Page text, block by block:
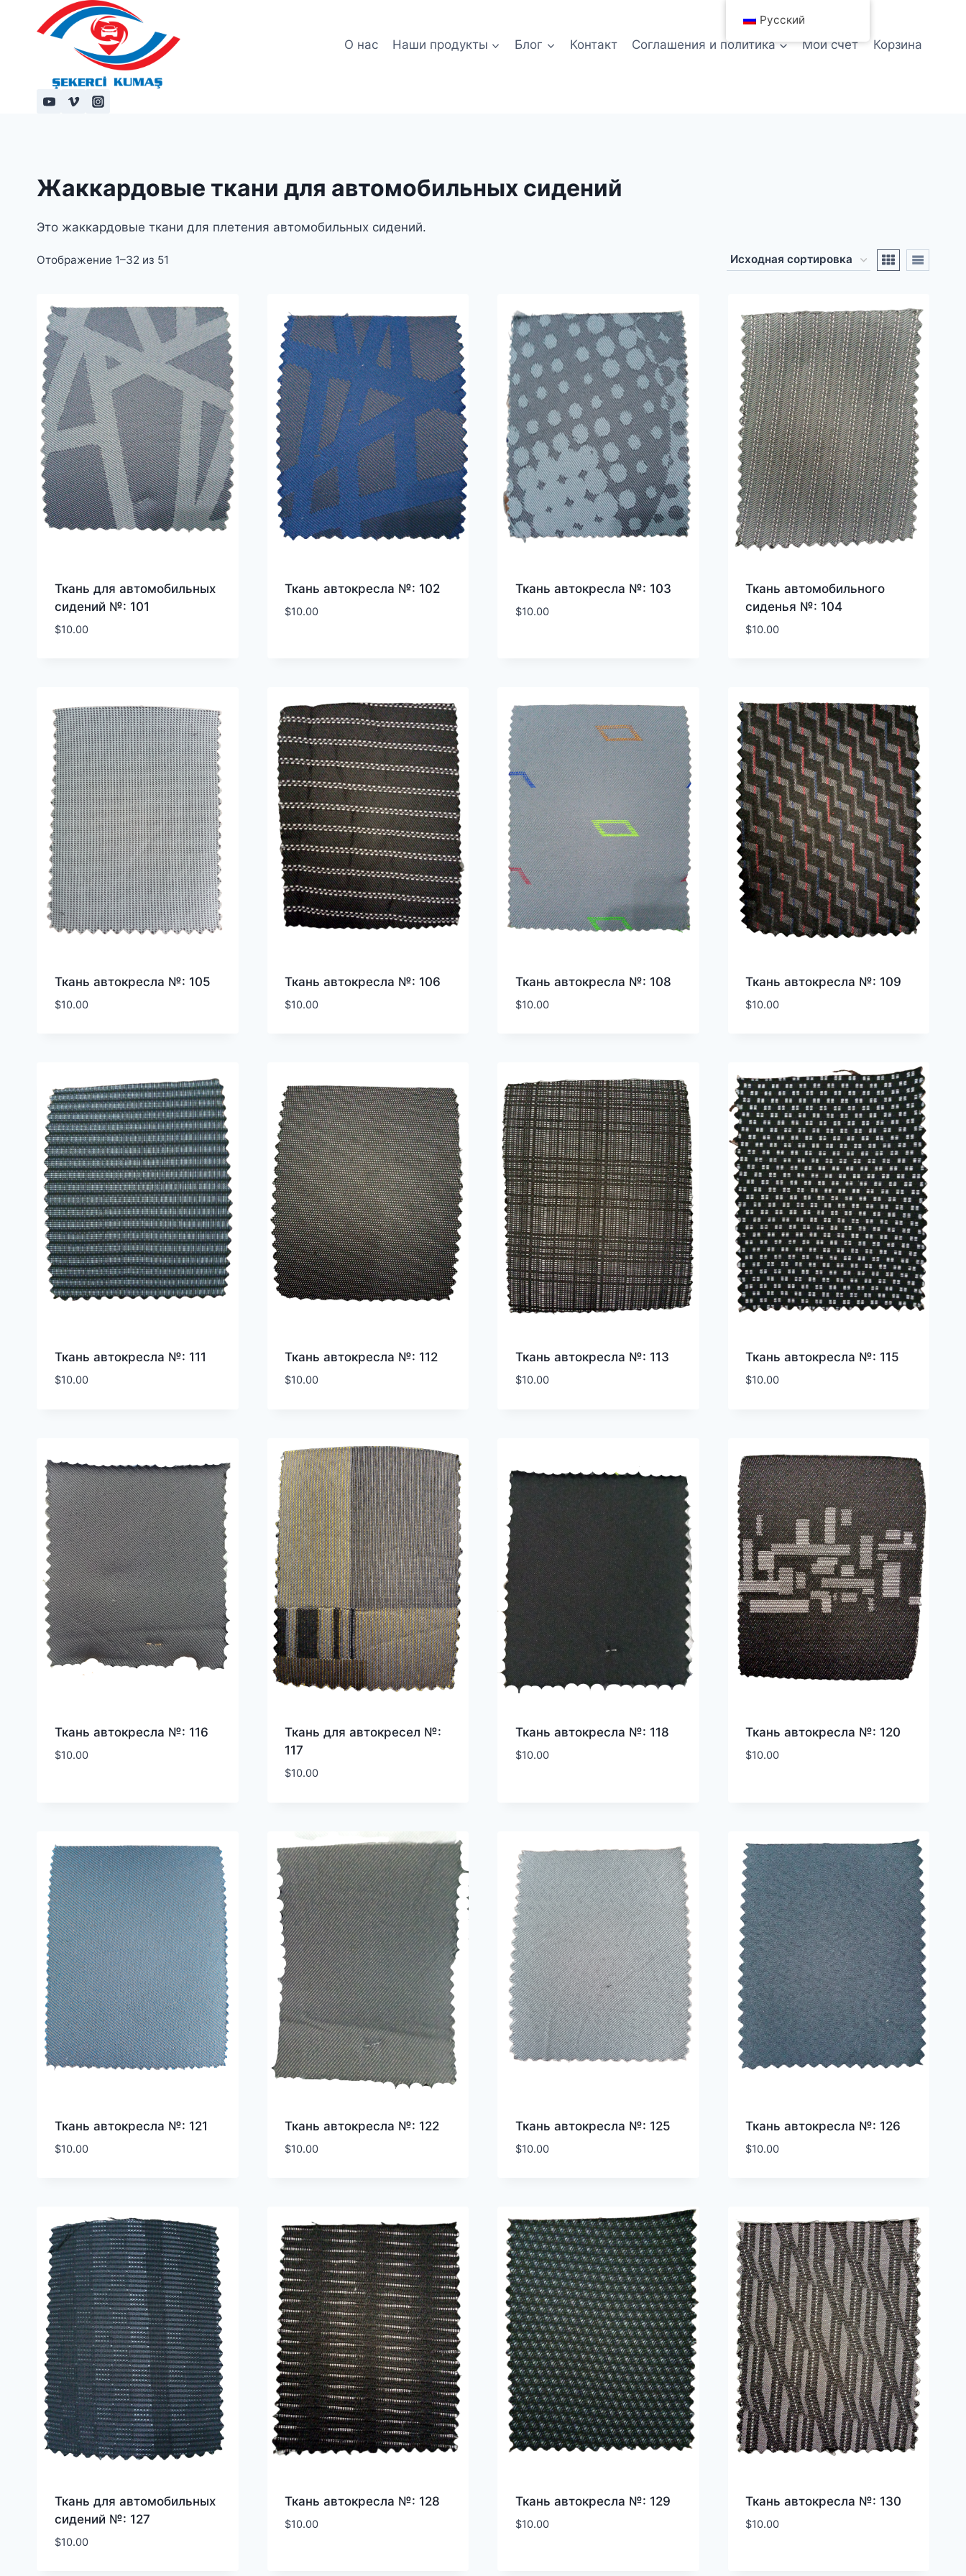
содержимому
О нас Наши продукты Блог Контакт Соглашения и политика Мой счет Корзина
Жаккардовые ткани для автомобильных сидений
Это жаккардовые ткани для плетения автомобильных сидений.
Отображение 1–32 из 51
Ткань для автомобильных
сидений №: 101
$10.00
Ткань автокресла №: 102
$10.00
Ткань автокресла №: 103
$10.00
Ткань автомобильного
сиденья №: 104
$10.00
Ткань автокресла №: 105
$10.00
Ткань автокресла №: 106
$10.00
Ткань автокресла №: 108
$10.00
Ткань автокресла №: 109
$10.00
Ткань автокресла №: 111
$10.00
Ткань автокресла №: 112
$10.00
Ткань автокресла №: 113
$10.00
Ткань автокресла №: 115
$10.00
Ткань автокресла №: 116
$10.00
Ткань для автокресел №:
117
$10.00
Ткань автокресла №: 118
$10.00
Ткань автокресла №: 120
$10.00
Ткань автокресла №: 121
$10.00
Ткань автокресла №: 122
$10.00
Ткань автокресла №: 125
$10.00
Ткань автокресла №: 126
$10.00
Ткань для автомобильных
сидений №: 127
$10.00
Ткань автокресла №: 128
$10.00
Ткань автокресла №: 129
$10.00
Ткань автокресла №: 130
$10.00
Русский